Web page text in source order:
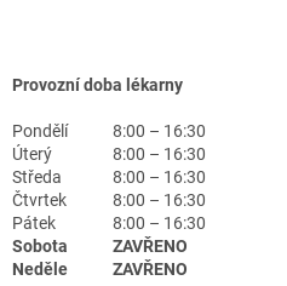
Provozní doba lékarny
Pondělí
8:00 – 16:30
Úterý
8:00 – 16:30
Středa
8:00 – 16:30
Čtvrtek
8:00 – 16:30
Pátek
8:00 – 16:30
Sobota
ZAVŘENO
Neděle
ZAVŘENO